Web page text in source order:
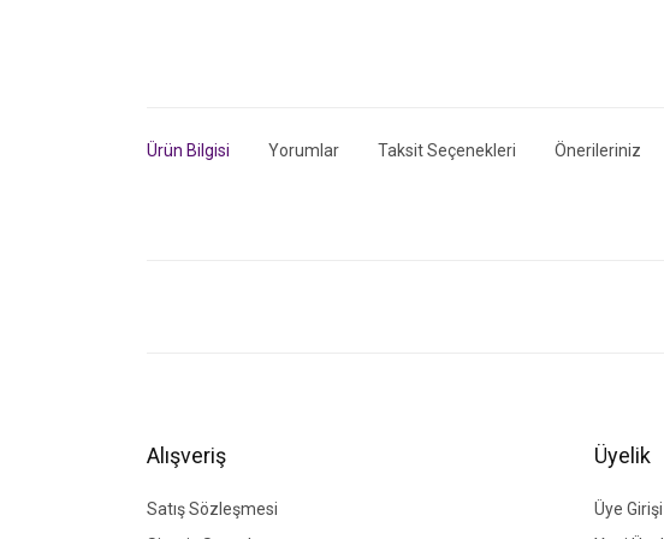
Ürün Bilgisi Yorumlar Taksit Seçenekleri Önerileriniz
Ürün fiyatı diğer sitelerden daha pahalı.
Bu ürüne benzer farklı alternatifler olmalı.
Alışveriş
Satış Sözleşmesi
Üyelik
Üye Girişi